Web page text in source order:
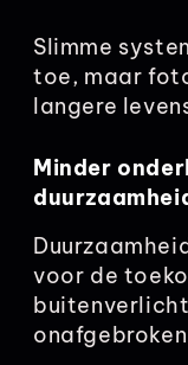
Slimme
toe, maar
langere
Minder
voor de